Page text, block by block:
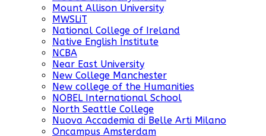
Mount Allison University
MWSLiT
National College of Ireland
Native English Institute
NCBA
Near East University
New College Manchester
New college of the Humanities
NOBEL International School
North Seattle College
Nuova Accademia di Belle Arti Milano
Oncampus Amsterdam